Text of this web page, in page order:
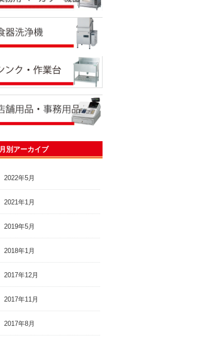
月別アーカイブ
2022年5月
2021年1月
2019年5月
2018年1月
2017年12月
2017年11月
2017年8月